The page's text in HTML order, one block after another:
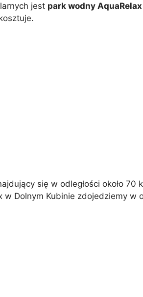
jest park wodny
się w odległości około
Dolnym Kubinie zdojedziemy w